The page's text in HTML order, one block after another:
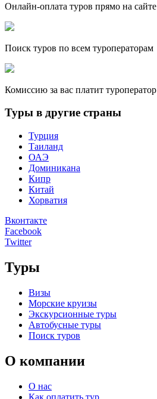
Онлайн-оплата туров прямо на сайте
Поиск туров по всем туроператорам
Комиссию за вас платит туроператор
Туры в другие страны
Турция
Таиланд
ОАЭ
Доминикана
Кипр
Китай
Хорватия
Вконтакте
Facebook
Twitter
Туры
Визы
Морские круизы
Экскурсионные туры
Автобусные туры
Поиск туров
О компании
О нас
Как оплатить тур